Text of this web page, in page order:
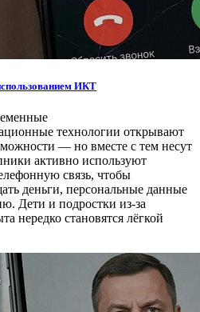
ИКТ
технологии открывают
— но вместе с тем несут
активно используют
связь, чтобы
деньги, персональные данные
Дети и подростки из‑за
нередко становятся лёгкой